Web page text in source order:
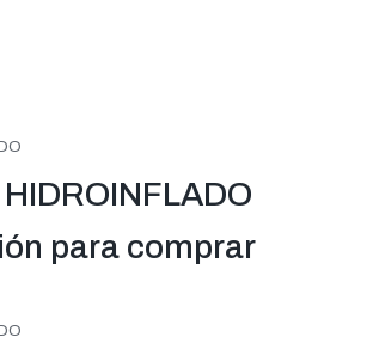
para comprar